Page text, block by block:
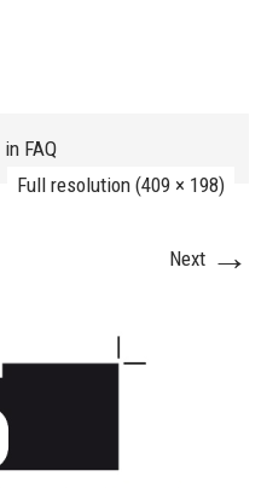
in FAQ
Full resolution (409 × 198)
Next →